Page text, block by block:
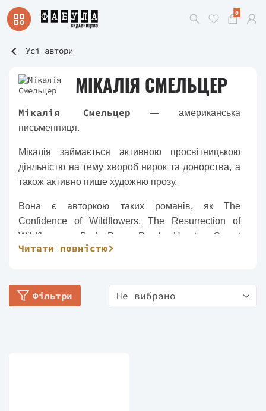
0
Усі автори
МІКАЛІЯ СМЕЛЬЦЕР
Мікалія Смельцер — американська
письменниця.
Мікалія займається активною просвітницькою
діяльністю на тему хвороб нирок та донорства, а
також активно пише художню прозу.
Вона є авторкою таких романів, як The
Confidence of Wildflowers, The Resurrection of
Wildflowers, Bad Boys Break Hearts, Sweet
Dandelion, Pretty Little Mistake, Eleven Eleven та
Читати повністю
Фільтри Не вибрано